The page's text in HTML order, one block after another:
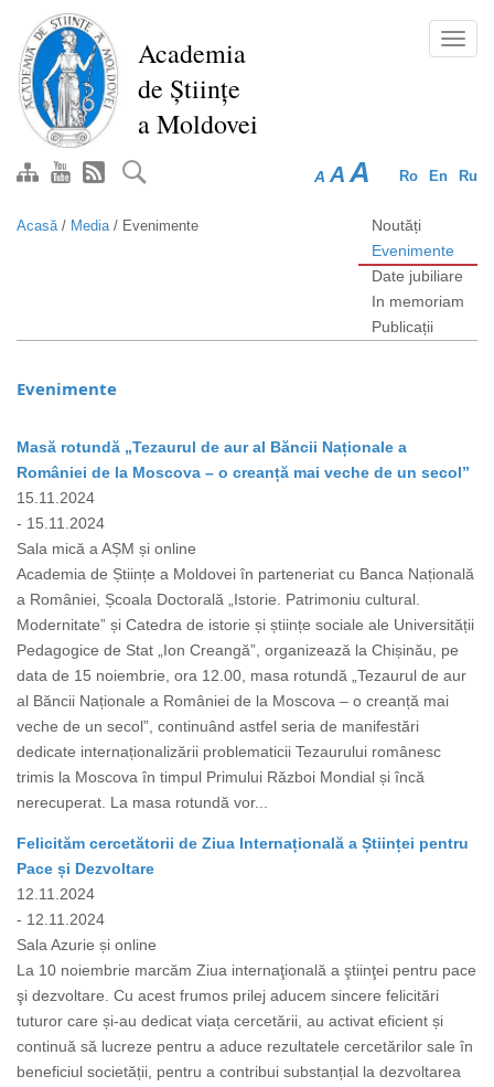
conţinutul
principal
Academia
de Științe
a Moldovei
Ro En Ru
A A A
Acasă/ Media/ Evenimente
Noutăți
Evenimente
Date jubiliare
In memoriam
Publicații
Evenimente
Masă rotundă „Tezaurul de aur al Băncii Naționale a
României de la Moscova – o creanță mai veche de un secol”
15.11.2024
- 15.11.2024
Sala mică a AȘM și online
Academia de Științe a Moldovei în parteneriat cu Banca Națională
a României, Școala Doctorală „Istorie. Patrimoniu cultural.
Modernitate” și Catedra de istorie și științe sociale ale Universității
Pedagogice de Stat „Ion Creangă”, organizează la Chișinău, pe
data de 15 noiembrie, ora 12.00, masa rotundă „Tezaurul de aur
al Băncii Naționale a României de la Moscova – o creanță mai
veche de un secol”, continuând astfel seria de manifestări
dedicate internaționalizării problematicii Tezaurului românesc
trimis la Moscova în timpul Primului Război Mondial și încă
nerecuperat. La masa rotundă vor...
Felicităm cercetătorii de Ziua Internațională a Științei pentru
Pace și Dezvoltare
12.11.2024
- 12.11.2024
Sala Azurie și online
La 10 noiembrie marcăm Ziua internaţională a ştiinţei pentru pace
şi dezvoltare. Cu acest frumos prilej aducem sincere felicitări
tuturor care și-au dedicat viața cercetării, au activat eficient și
continuă să lucreze pentru a aduce rezultatele cercetărilor sale în
beneficiul societății, pentru a contribui substanțial la dezvoltarea